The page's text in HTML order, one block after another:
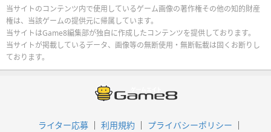
当サイトのコンテンツ内で使用しているゲーム画像の著作権その他の知的財産
権は、当該ゲームの提供元に帰属しています。
当サイトはGame8編集部が独自に作成したコンテンツを提供しております。
当サイトが掲載しているデータ、画像等の無断使用・無断転載は固くお断りし
ております。
ライター応募 利用規約
プライバシーポリシー